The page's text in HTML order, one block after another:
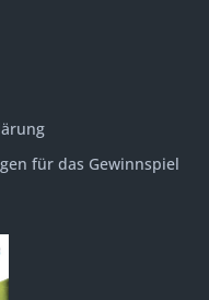
für das Gewinnspiel